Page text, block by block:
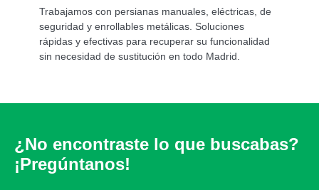
Trabajamos con persianas manuales, eléctricas, de
seguridad y enrollables metálicas. Soluciones
rápidas y efectivas para recuperar su funcionalidad
sin necesidad de sustitución en todo Madrid.
¿No encontraste lo que buscabas?
¡Pregúntanos!